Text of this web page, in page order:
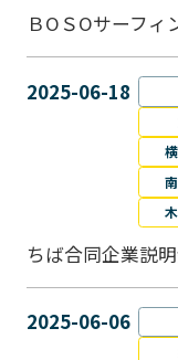
ＢОＳОサーフィ
2025-06-18
ちば合同企業説
2025-06-06